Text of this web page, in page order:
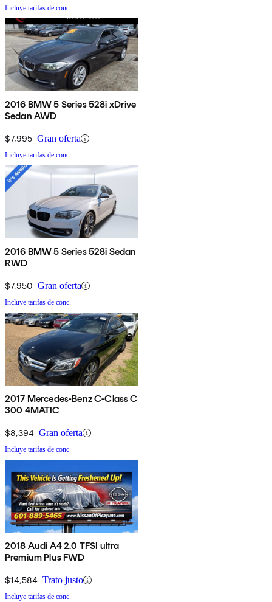
Incluye tarifas de conc.
2016 BMW 5 Series 528i xDrive
Sedan AWD
$7,995 Gran oferta
Incluye tarifas de conc.
2016 BMW 5 Series 528i Sedan
RWD
$7,950 Gran oferta
Incluye tarifas de conc.
2017 Mercedes-Benz C-Class C
300 4MATIC
$8,394 Gran oferta
Incluye tarifas de conc.
2018 Audi A4 2.0 TFSI ultra
Premium Plus FWD
$14,584 Trato justo
Incluye tarifas de conc.